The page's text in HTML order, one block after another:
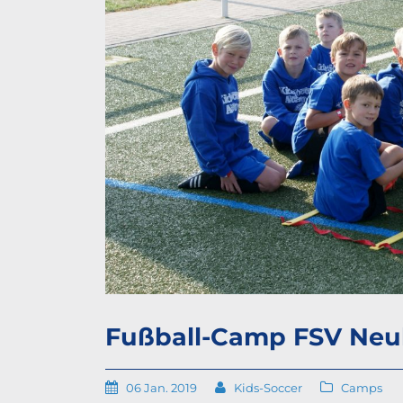
Fußball-Camp FSV
06 Jan. 2019 Kids-Soccer Camps